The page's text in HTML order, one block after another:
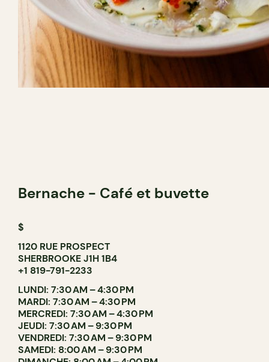
Bernache - Café et buvette
$
1120 RUE PROSPECT
SHERBROOKE J1H 1B4
+1 819-791-2233
LUNDI: 7:30 AM – 4:30 PM
MARDI: 7:30 AM – 4:30 PM
MERCREDI: 7:30 AM – 4:30 PM
JEUDI: 7:30 AM – 9:30 PM
VENDREDI: 7:30 AM – 9:30 PM
SAMEDI: 8:00 AM – 9:30 PM